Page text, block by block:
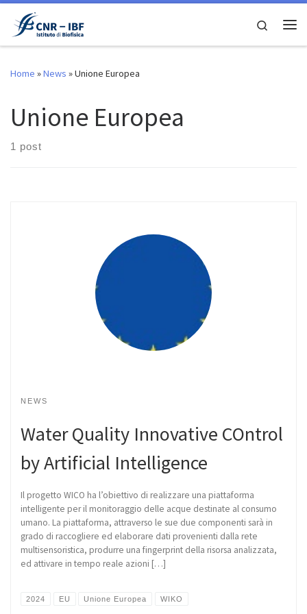
Skip to content
Search
Home »News »Unione Europea
Unione Europea
1 post
NEWS
Water Quality Innovative COntrol
by Artificial Intelligence
Il progetto WICO ha l’obiettivo di realizzare una piattaforma
intelligente per il monitoraggio delle acque destinate al consumo
umano. La piattaforma, attraverso le sue due componenti sarà in
grado di raccogliere ed elaborare dati provenienti dalla rete
multisensoristica, produrre una fingerprint della risorsa analizzata,
ed attivare in tempo reale azioni […]
2024 EU Unione Europea WIKO